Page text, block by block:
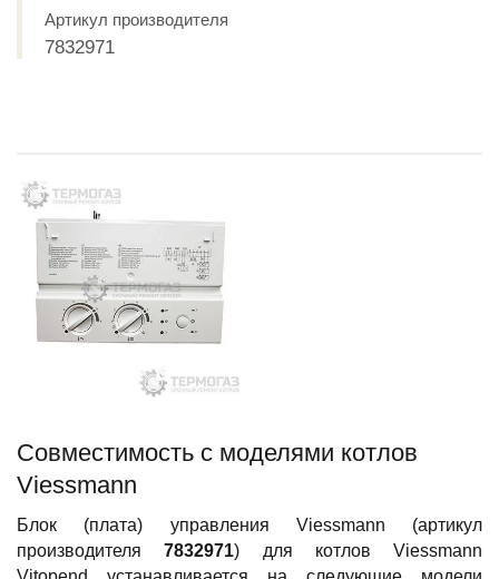
Артикул производителя
7832971
Совместимость c моделями котлов
Viessmann
Блок (плата) управления Viessmann (артикул
производителя7832971) для котлов Viessmann